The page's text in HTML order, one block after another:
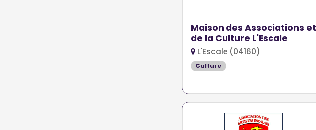
Maison des Associations et
de la Culture L'Escale
L'Escale (04160)
Culture